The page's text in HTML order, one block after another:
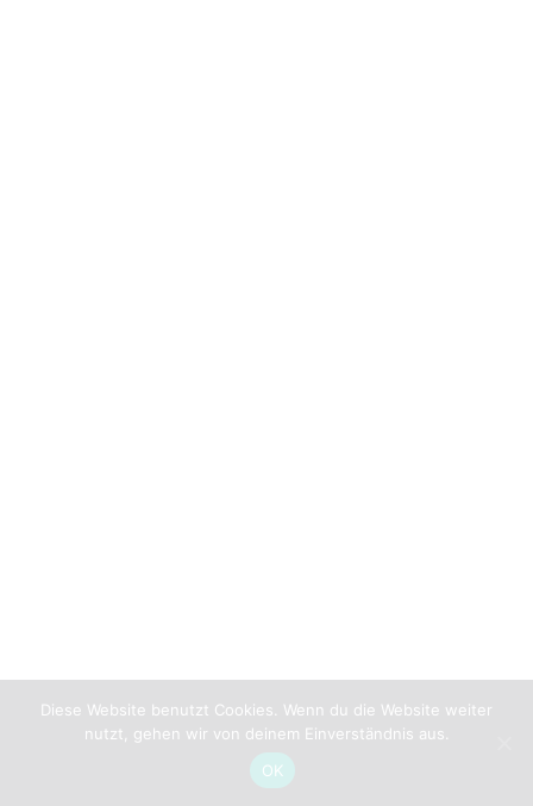
Diese Website benutzt Cookies. Wenn du die Website weiter
nutzt, gehen wir von deinem Einverständnis aus.
OK